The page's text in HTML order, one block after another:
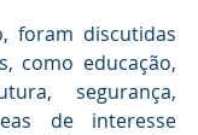
foram discutidas
como educação,
segurança,
de interesse